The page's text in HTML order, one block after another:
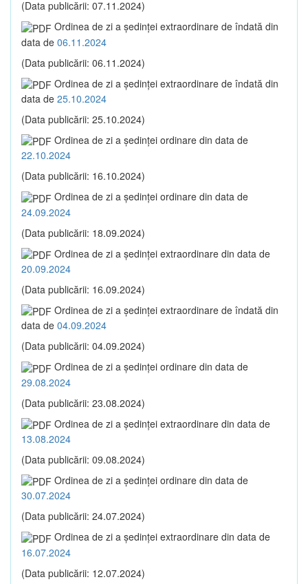
(Data publicării: 07.11.2024)
Ordinea de zi a şedinţei extraordinare de îndată din
data de 06.11.2024
(Data publicării: 06.11.2024)
Ordinea de zi a şedinţei extraordinare de îndată din
data de 25.10.2024
(Data publicării: 25.10.2024)
Ordinea de zi a şedinţei ordinare din data de
22.10.2024
(Data publicării: 16.10.2024)
Ordinea de zi a şedinţei ordinare din data de
24.09.2024
(Data publicării: 18.09.2024)
Ordinea de zi a şedinţei extraordinare din data de
20.09.2024
(Data publicării: 16.09.2024)
Ordinea de zi a şedinţei extraordinare de îndată din
data de 04.09.2024
(Data publicării: 04.09.2024)
Ordinea de zi a şedinţei ordinare din data de
29.08.2024
(Data publicării: 23.08.2024)
Ordinea de zi a şedinţei extraordinare din data de
13.08.2024
(Data publicării: 09.08.2024)
Ordinea de zi a şedinţei ordinare din data de
30.07.2024
(Data publicării: 24.07.2024)
Ordinea de zi a şedinţei extraordinare din data de
16.07.2024
(Data publicării: 12.07.2024)